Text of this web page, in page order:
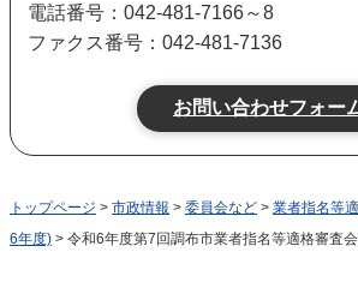
電話番号：042-481-7166～8
ファクス番号：042-481-7136
トップページ > 市政情報 > 委員会など > 業者指名等
6年度) > 令和6年度第7回調布市業者指名等適格審査